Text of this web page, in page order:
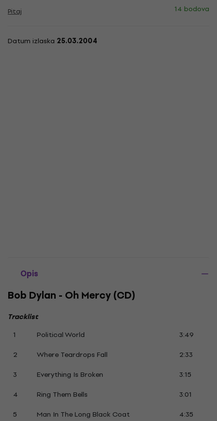
Pitaj 14 bodova
Datum izlaska 25.03.2004
Opis
Bob Dylan - Oh Mercy (CD)
Tracklist
1
Political World
3:49
2
Where Teardrops Fall
2:33
3
Everything Is Broken
3:15
4
Ring Them Bells
3:01
5
Man In The Long Black Coat
4:35